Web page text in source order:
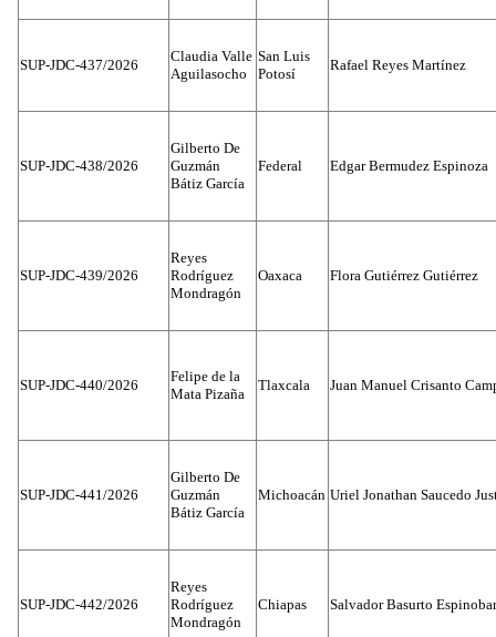
SUP-JDC-437/2026
Claudia Valle
Aguilasocho
San Luis
Potosí
Rafael Reyes Martínez
SUP-JDC-438/2026
Gilberto De
Guzmán
Bátiz García
Federal Edgar Bermudez Espinoza
SUP-JDC-439/2026
Reyes
Rodríguez
Mondragón
Oaxaca Flora Gutiérrez Gutiérrez
SUP-JDC-440/2026
Felipe de la
Mata Pizaña
Tlaxcala Juan Manuel Crisanto
SUP-JDC-441/2026
Gilberto De
Guzmán
Bátiz García
Michoacán Uriel Jonathan Saucedo
SUP-JDC-442/2026
Reyes
Rodríguez
Mondragón
Chiapas Salvador Basurto